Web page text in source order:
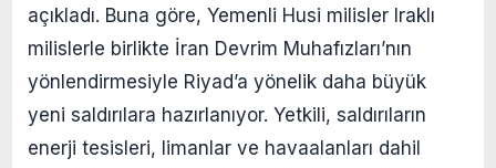
açıkladı. Buna göre, Yemenli Husi milisler Iraklı
milislerle birlikte İran Devrim Muhafızları’nın
yönlendirmesiyle Riyad’a yönelik daha büyük
yeni saldırılara hazırlanıyor. Yetkili, saldırıların
enerji tesisleri, limanlar ve havaalanları dahil